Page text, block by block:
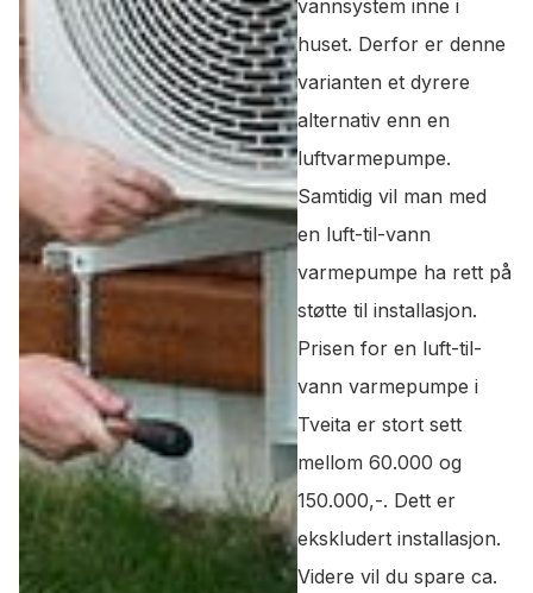
vannsystem inne i
huset. Derfor er denne
varianten et dyrere
alternativ enn en
luftvarmepumpe.
Samtidig vil man med
en luft-til-vann
varmepumpe ha rett på
støtte til installasjon.
Prisen for en luft-til-
vann varmepumpe i
Tveita er stort sett
mellom 60.000 og
150.000,-. Dett er
ekskludert installasjon.
Videre vil du spare ca.